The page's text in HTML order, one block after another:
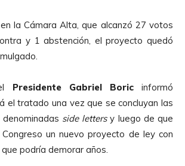
la Cámara Alta, que alcanzó 27 votos
y 1 abstención, el proyecto quedó
Presidente Gabriel Boricinformó
el tratado una vez que se concluyan las
side lettersy luego de que
un nuevo proyecto de ley con
podría demorar años.